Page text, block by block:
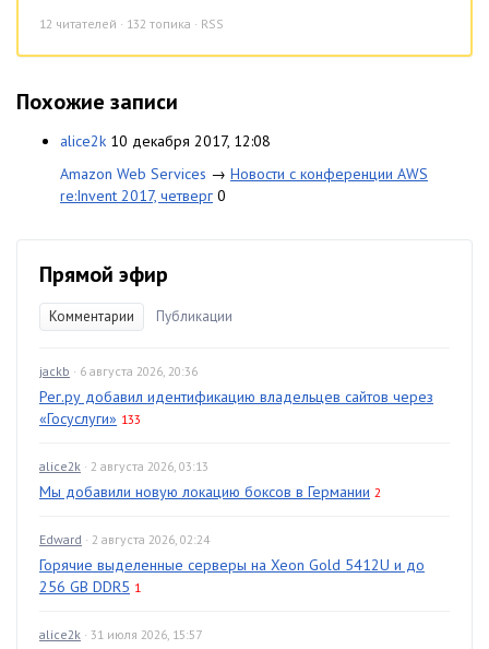
12 читателей · 132 топика · RSS
Похожие записи
alice2k 10 декабря 2017, 12:08
Amazon Web Services → Новости с конференции AWS
re:Invent 2017, четверг 0
Прямой эфир
Комментарии Публикации
jackb · 6 августа 2026, 20:36
Рег.ру добавил идентификацию владельцев сайтов через
«Госуслуги» 133
alice2k · 2 августа 2026, 03:13
Мы добавили новую локацию боксов в Германии 2
Edward · 2 августа 2026, 02:24
Горячие выделенные серверы на Xeon Gold 5412U и до
256 GB DDR5 1
alice2k · 31 июля 2026, 15:57